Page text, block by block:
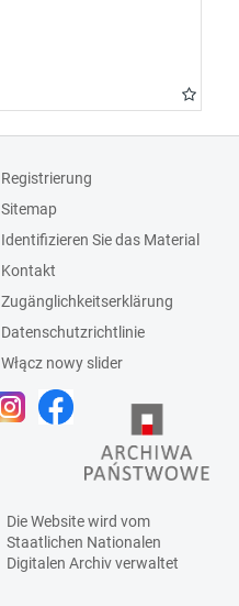
Registrierung
Sitemap
Identifizieren Sie das Material
Kontakt
Zugänglichkeitserklärung
Datenschutzrichtlinie
Włącz nowy slider
Die Website wird vom
Staatlichen Nationalen
Digitalen Archivverwaltet